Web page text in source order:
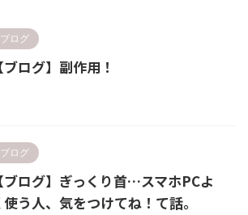
ブログ
【ブログ】副作用！
ブログ
【ブログ】ぎっくり首…スマホPCよ
使う人、気をつけてね！て話。